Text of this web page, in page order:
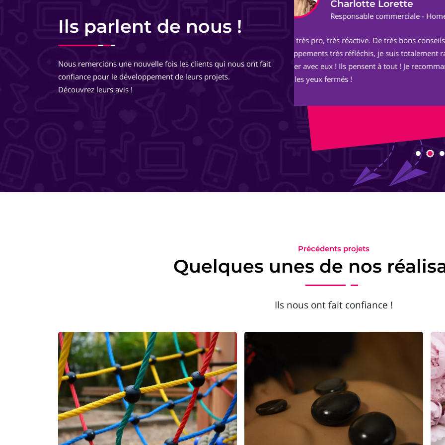
Ils parlent de nous !
Nous remercions une nouvelle fois les clients qui nous ont fait
confiance pour le développement de leurs projets.
Découvrez leurs avis !
Equipe très pro, très réactive. De très bons conseils, des
travailler avec eux ! Ils pensent à tout ! Je recommande totalement,
même les yeux fermés !
Audrey G.
Fondatrice et
Un grand merci à Sophie et Adrien
https://okern-massage.ch.
Votre écoute, vos conseils, votre
ont permis à mon site de voir le jour
Je le trouve au TOP ! Bon boulot !
Précédents projets
Quelques unes de nos
Ils nous ont fait confiance !